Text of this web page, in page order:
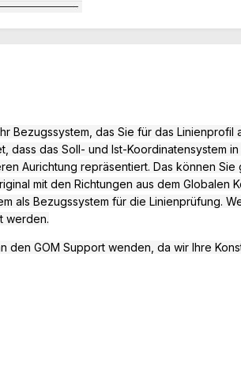
Bezugssystem, das Sie für das
dass das Soll- und Ist-Koordinatensystem
Aurichtung repräsentiert. Das können Sie
mit den Richtungen aus dem
als Bezugssystem für die Linienprüfung.
werden.
GOM Support wenden, da wir Ihre